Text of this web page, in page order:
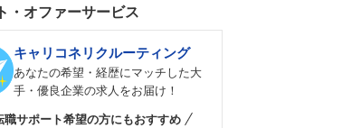
・オファーサービス
キャリコネリクルーティング
あなたの希望・経歴にマッチした大
手・優良企業の求人をお届け！
職サポート希望の方にもおすすめ